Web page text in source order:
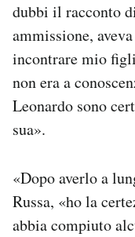
dubbi il racconto
ammissione,
incontrare mio
non era a
Leonardo sono
sua».
«Dopo averlo a
Russa, «ho la
abbia compiuto